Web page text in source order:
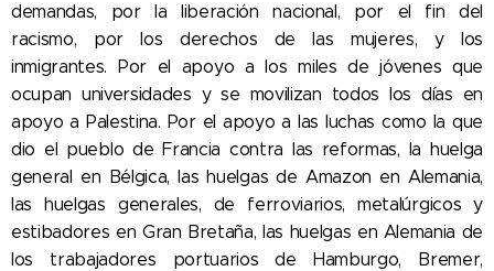
demandas, por la liberación nacional, por el fin del
racismo, por los derechos de las mujeres, y los
inmigrantes. Por el apoyo a los miles de jóvenes que
ocupan universidades y se movilizan todos los días en
apoyo a Palestina. Por el apoyo a las luchas como la que
dio el pueblo de Francia contra las reformas, la huelga
general en Bélgica, las huelgas de Amazon en Alemania,
las huelgas generales, de ferroviarios, metalúrgicos y
estibadores en Gran Bretaña, las huelgas en Alemania de
los trabajadores portuarios de Hamburgo, Bremer,